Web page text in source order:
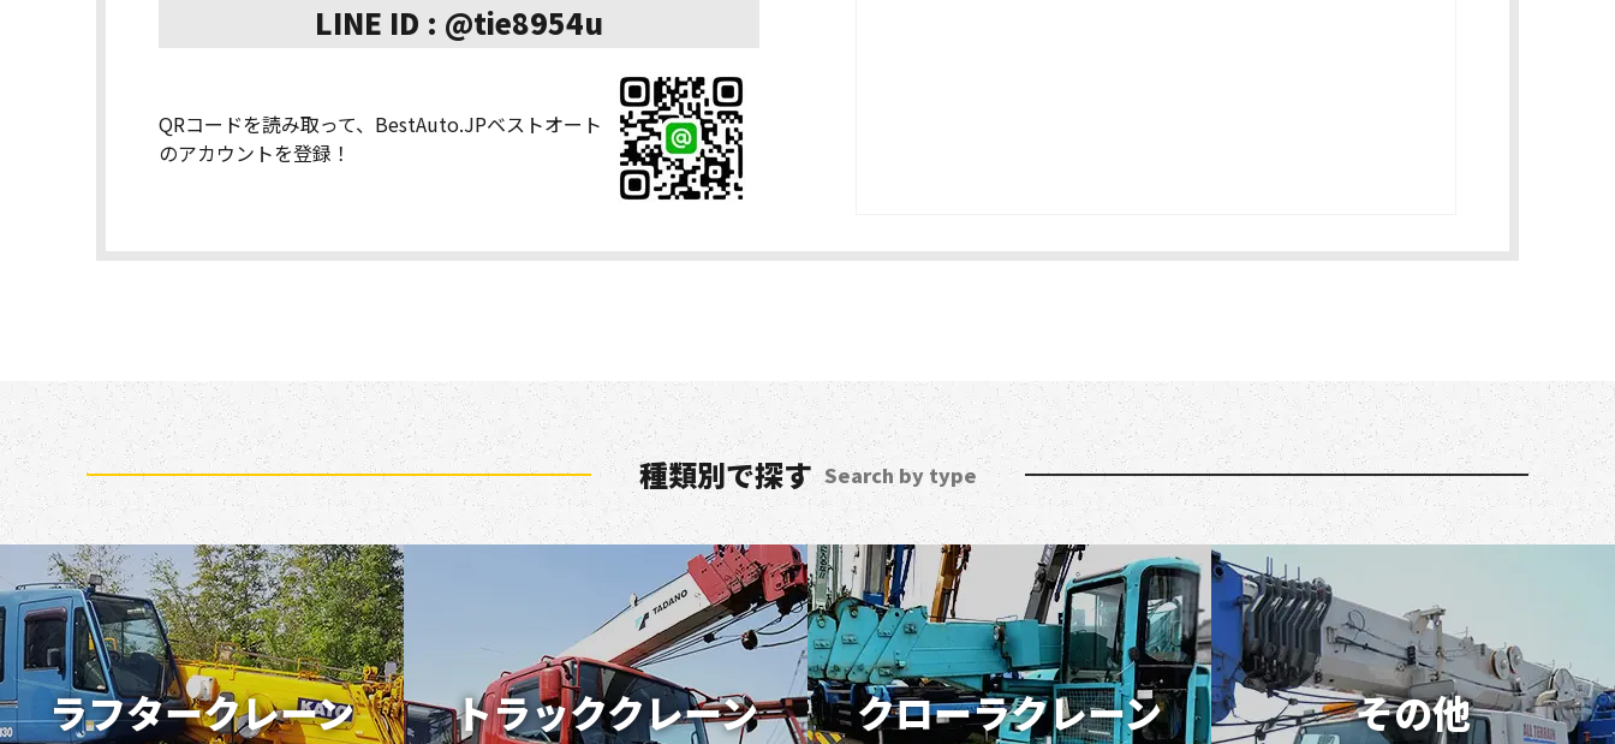
LINE ID : @tie8954u
QRコードを読み取って、BestAuto.JPベストオート
のアカウントを登録！
種類別で探す Search by type
ラフタークレーン トラッククレーン クローラクレーン その他